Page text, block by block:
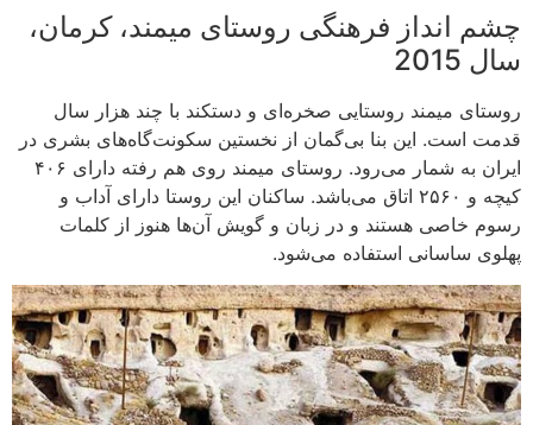
چشم انداز فرهنگی روستای میمند، کرمان،
سال 2015
روستای میمند روستایی صخره‌ای و دستکند با چند هزار سال
قدمت است. این بنا بی‌گمان از نخستین سکونت‌گاه‌های بشری در
ایران به‌ شمار می‌رود. روستای میمند روی هم رفته دارای ۴۰۶
کیچه و ۲۵۶۰ اتاق می‌باشد. ساکنان این روستا دارای آداب و
رسوم خاصی هستند و در زبان و گویش آن‌ها هنوز از کلمات
پهلوی ساسانی استفاده می‌شود.